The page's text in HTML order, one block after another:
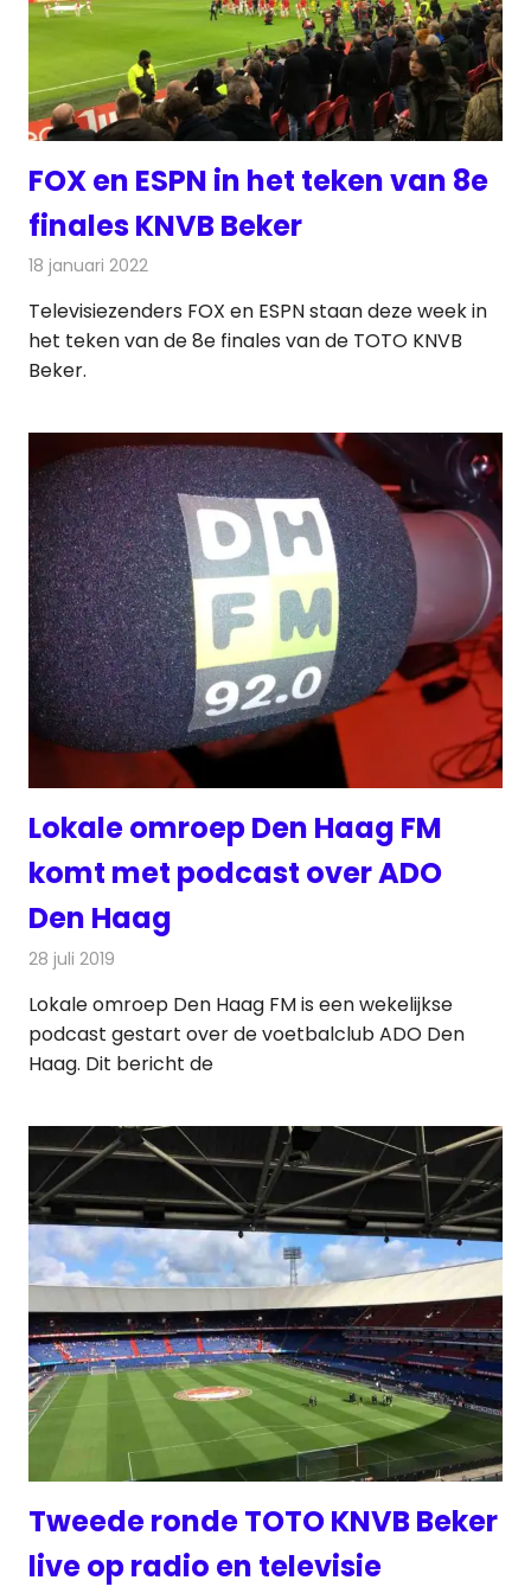
FOX en ESPN in het teken van 8e
finales KNVB Beker
18 januari 2022
Televisiezenders FOX en ESPN staan deze week in
het teken van de 8e finales van de TOTO KNVB
Beker.
Lokale omroep Den Haag FM
komt met podcast over ADO
Den Haag
28 juli 2019
Lokale omroep Den Haag FM is een wekelijkse
podcast gestart over de voetbalclub ADO Den
Haag. Dit bericht de
Tweede ronde TOTO KNVB Beker
live op radio en televisie